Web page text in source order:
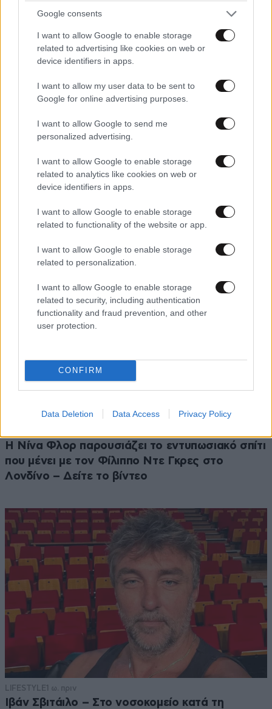
Google consents
I want to allow Google to enable storage
related to advertising like cookies on web or
device identifiers in apps.
I want to allow my user data to be sent to
Google for online advertising purposes.
I want to allow Google to send me
personalized advertising.
I want to allow Google to enable storage
related to analytics like cookies on web or
device identifiers in apps.
I want to allow Google to enable storage
related to functionality of the website or app.
I want to allow Google to enable storage
related to personalization.
I want to allow Google to enable storage
related to security, including authentication
functionality and fraud prevention, and other
user protection.
CONFIRM
Data Deletion Data Access Privacy Policy
ΔΙΑΤΡΟΦΗ08·08·2026 08:30
περνούν απαρατήρητες, αλλά καλό είναι να τις
βγάλετε από την καθημερινότητά σας
Η Νίνα Φλορ παρουσιάζει το εντυπωσιακό σπίτι
που μένει με τον Φίλιππο Ντε Γκρες στο
Λονδίνο – Δείτε το βίντεο
LIFESTYLE1 ω. πριν
Ιβάν Σβιτάιλο – Στο νοσοκομείο κατά τη